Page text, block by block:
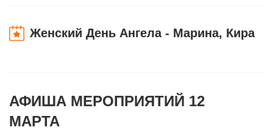
Женский День Ангела - Марина, Кира
АФИША МЕРОПРИЯТИЙ 12
МАРТА